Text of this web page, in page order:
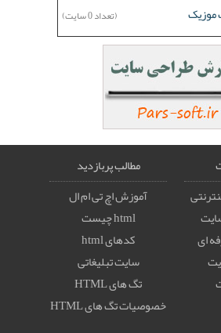
موزیک (تعداد 0 سایت)
ای
مطالب پربازدید
آموزش اچ تی ام ال
html چیست
کدهای html
سایت تبلیغاتی
تگ های HTML
خصوصيات تگ های HTML